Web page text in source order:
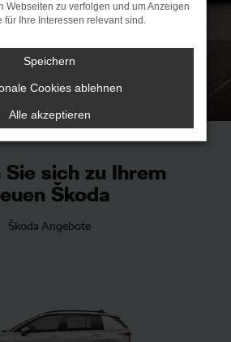
Sie sich zu Ihrem
Škoda
Škoda Angebote
Webseiten zu verfolgen und um Anzeigen
für Ihre Interessen relevant sind.
Speichern
Cookies ablehnen
Alle akzeptieren